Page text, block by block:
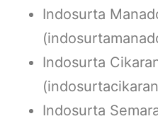
Indosurta
Indosurta
Indosurta